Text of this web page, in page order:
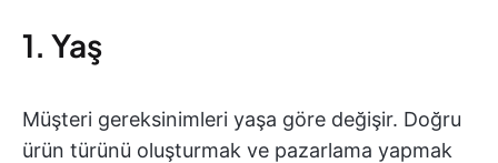
1. Yaş
Müşteri gereksinimleri yaşa göre değişir. Doğru
ürün türünü oluşturmak ve pazarlama yapmak